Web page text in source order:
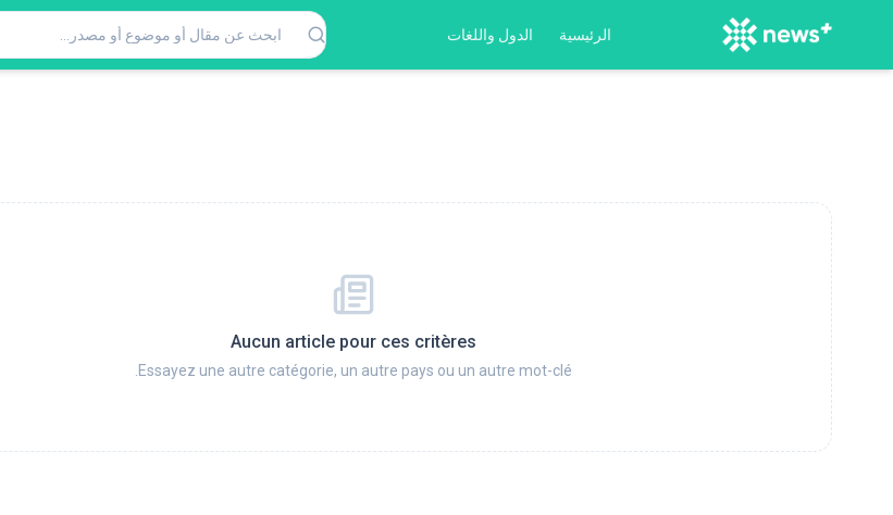
الرئيسية الدول واللغات
Aucun article pour ces critères
Essayez une autre catégorie, un autre pays ou un autre mot-clé.